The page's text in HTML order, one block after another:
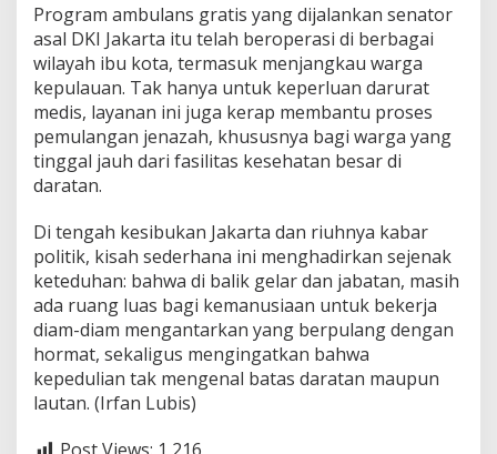
‎‎Program ambulans gratis yang dijalankan senator
asal DKI Jakarta itu telah beroperasi di berbagai
wilayah ibu kota, termasuk menjangkau warga
kepulauan. Tak hanya untuk keperluan darurat
medis, layanan ini juga kerap membantu proses
pemulangan jenazah, khususnya bagi warga yang
tinggal jauh dari fasilitas kesehatan besar di
daratan.
‎‎Di tengah kesibukan Jakarta dan riuhnya kabar
politik, kisah sederhana ini menghadirkan sejenak
keteduhan: bahwa di balik gelar dan jabatan, masih
ada ruang luas bagi kemanusiaan untuk bekerja
diam-diam mengantarkan yang berpulang dengan
hormat, sekaligus mengingatkan bahwa
kepedulian tak mengenal batas daratan maupun
lautan. (Irfan Lubis)